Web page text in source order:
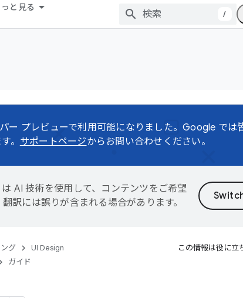
と見る
/
ー プレビューで利用可能になりました。Google では
。 サポートページからお問い合わせください。
AI 技術を使用して、コンテンツをご希望
訳には誤りが含まれる場合があります。
グ
UI Design
ガイド
この情報は役に立